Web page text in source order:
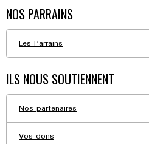
NOS PARRAINS
Les Parrains
ILS NOUS SOUTIENNENT
Nos partenaires
Vos dons